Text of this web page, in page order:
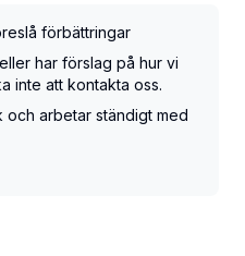
förbättringar
har förslag på hur vi
inte att kontakta oss.
arbetar ständigt med